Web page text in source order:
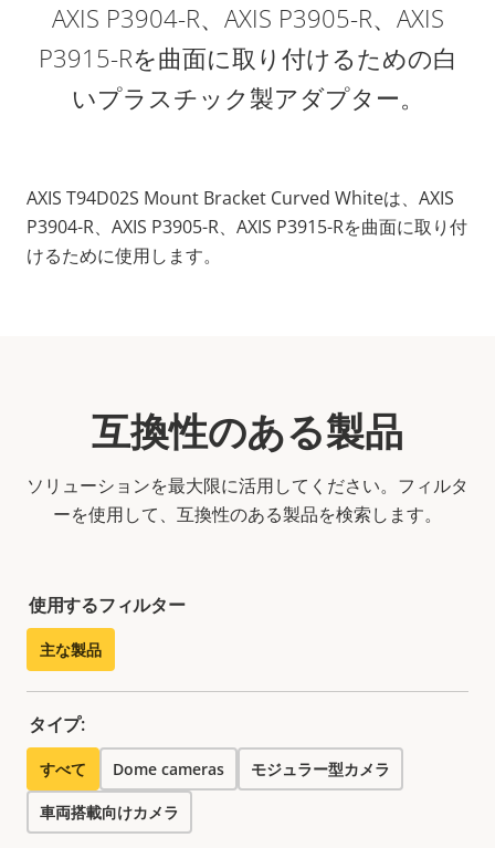
AXIS P3904-R、AXIS P3905-R、AXIS
P3915-Rを曲面に取り付けるための白
いプラスチック製アダプター。
AXIS T94D02S Mount Bracket Curved Whiteは、AXIS
P3904-R、AXIS P3905-R、AXIS P3915-Rを曲面に取り付
けるために使用します。
互換性のある製品
ソリューションを最大限に活用してください。フィルタ
ーを使用して、互換性のある製品を検索します。
使用するフィルター
主な製品
タイプ:
すべて Dome cameras モジュラー型カメラ
車両搭載向けカメラ